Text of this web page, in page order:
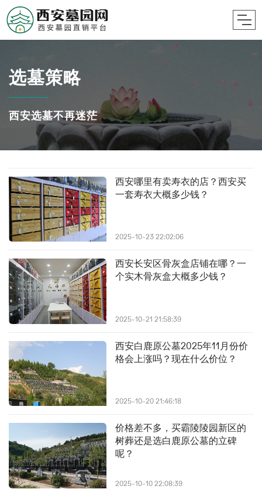
选墓策略
西安选墓不再迷茫
西安哪里有卖寿衣的店？西安买
一套寿衣大概多少钱？
2025-10-23 22:02:06
西安长安区骨灰盒店铺在哪？一
个实木骨灰盒大概多少钱？
2025-10-21 21:58:39
西安白鹿原公墓2025年11月份价
格会上涨吗？现在什么价位？
2025-10-20 21:46:18
价格差不多，买霸陵陵园新区的
树葬还是选白鹿原公墓的立碑
呢？
2025-10-10 22:08:39